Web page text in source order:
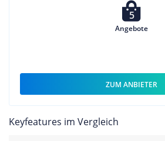
5
Angebote
ZUM ANBIETER
Keyfeatures im Vergleich